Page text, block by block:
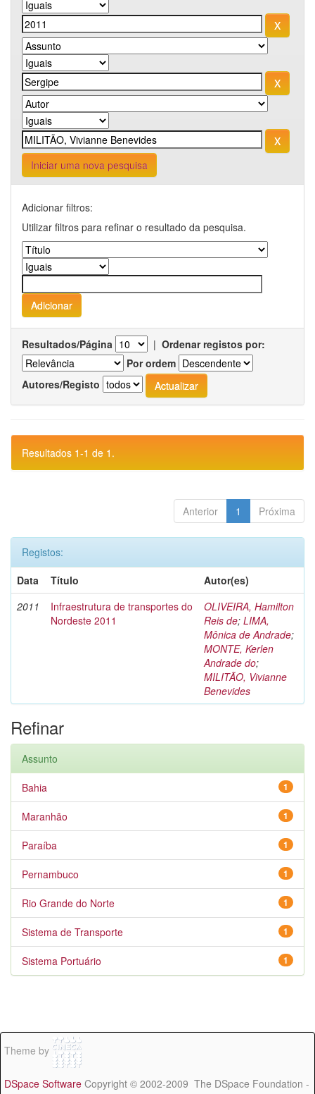
Iniciar uma nova pesquisa
Adicionar filtros:
Utilizar filtros para refinar o resultado da pesquisa.
Resultados/Página | Ordenar registos por:
Por ordem
Autores/Registo
Resultados 1-1 de 1.
Anterior 1 Próxima
Registos:
Data
Título
Autor(es)
2011
Infraestrutura de transportes do
Nordeste 2011
OLIVEIRA, Hamilton
Reis de; LIMA,
Mônica de Andrade;
MONTE, Kerlen
Andrade do;
MILITÃO, Vivianne
Benevides
Refinar
Assunto
1
Bahia
1
Maranhão
1
Paraíba
1
Pernambuco
1
Rio Grande do Norte
1
Sistema de Transporte
1
Sistema Portuário
Theme by
DSpace Software Copyright © 2002-2009 The DSpace Foundation -